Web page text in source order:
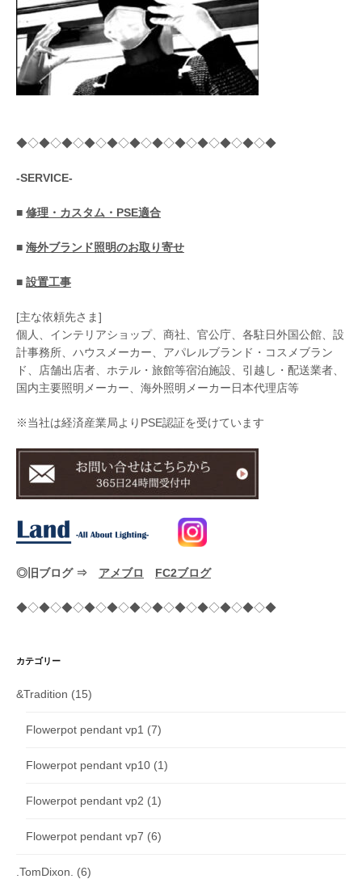
◆◇◆◇◆◇◆◇◆◇◆◇◆◇◆◇◆◇◆◇◆◇◆
-SERVICE-
■ 修理・カスタム・PSE適合
■ 海外ブランド照明のお取り寄せ
■ 設置工事
[主な依頼先さま]
個人、インテリアショップ、商社、官公庁、各駐日外国公館、設
計事務所、ハウスメーカー、アパレルブランド・コスメブラン
ド、店舗出店者、ホテル・旅館等宿泊施設、引越し・配送業者、
国内主要照明メーカー、海外照明メーカー日本代理店等
※当社は経済産業局よりPSE認証を受けています
◎旧ブログ ⇒ アメブロ FC2ブログ
◆◇◆◇◆◇◆◇◆◇◆◇◆◇◆◇◆◇◆◇◆◇◆
カテゴリー
&Tradition (15)
Flowerpot pendant vp1 (7)
Flowerpot pendant vp10 (1)
Flowerpot pendant vp2 (1)
Flowerpot pendant vp7 (6)
.TomDixon. (6)